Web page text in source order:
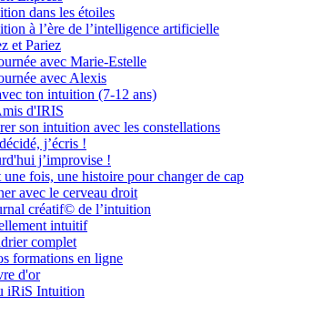
dans les étoiles
à l’ère de l’intelligence artificielle
et Pariez
avec Marie-Estelle
avec Alexis
ton intuition (7-12 ans)
d'IRIS
son intuition avec les constellations
j’écris !
j’improvise !
une fois, une histoire pour changer de cap
avec le cerveau droit
créatif© de l’intuition
intuitif
complet
formations en ligne
d'or
iRiS Intuition